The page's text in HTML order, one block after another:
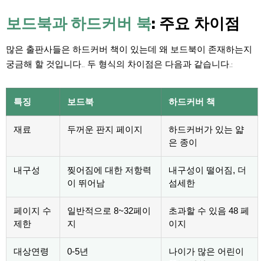
보드북과 하드커버 북: 주요 차이점
많은 출판사들은 하드커버 책이 있는데 왜 보드북이 존재하는지
궁금해 할 것입니다.. 두 형식의 차이점은 다음과 같습니다.:
특징 보드북 하드커버 책
재료 두꺼운 판지 페이지
하드커버가 있는 얇
은 종이
내구성
찢어짐에 대한 저항력
이 뛰어남
내구성이 떨어짐, 더
섬세한
페이지 수
제한
일반적으로 8~32페이
지
초과할 수 있음 48 페
이지
대상연령 0-5년
나이가 많은 어린이